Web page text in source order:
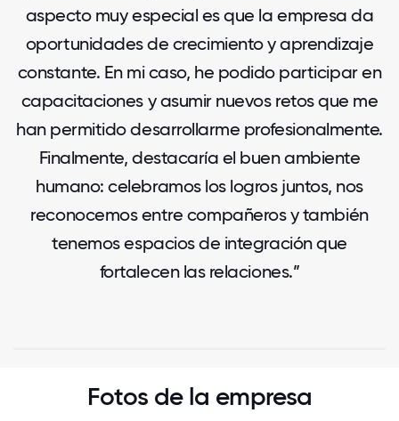
aspecto muy especial es que la empresa da
oportunidades de crecimiento y aprendizaje
constante. En mi caso, he podido participar en
capacitaciones y asumir nuevos retos que me
han permitido desarrollarme profesionalmente.
Finalmente, destacaría el buen ambiente
humano: celebramos los logros juntos, nos
reconocemos entre compañeros y también
tenemos espacios de integración que
fortalecen las relaciones.”
Fotos de la empresa